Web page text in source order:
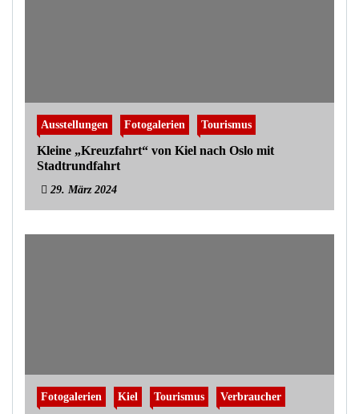
Ausstellungen Fotogalerien Tourismus
Kleine „Kreuzfahrt“ von Kiel nach Oslo mit
Stadtrundfahrt
29. März 2024
Fotogalerien Kiel Tourismus Verbraucher